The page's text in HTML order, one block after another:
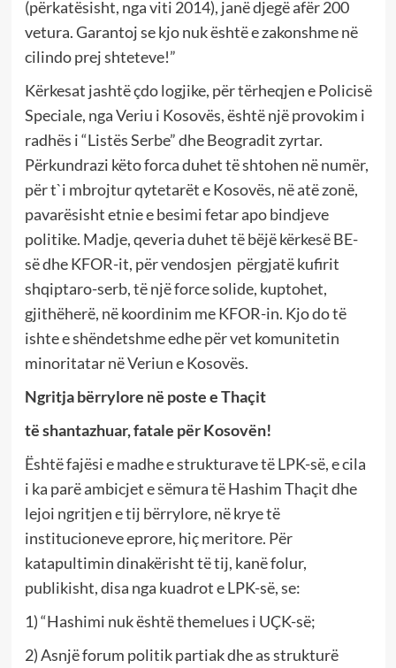
(përkatësisht, nga viti 2014), janë djegë afër 200
vetura. Garantoj se kjo nuk është e zakonshme në
cilindo prej shteteve!”
Kërkesat jashtë çdo logjike, për tërheqjen e Policisë
Speciale, nga Veriu i Kosovës, është një provokim i
radhës i “Listës Serbe” dhe Beogradit zyrtar.
Përkundrazi këto forca duhet të shtohen në numër,
për t`i mbrojtur qytetarët e Kosovës, në atë zonë,
pavarësisht etnie e besimi fetar apo bindjeve
politike. Madje, qeveria duhet të bëjë kërkesë BE-
së dhe KFOR-it, për vendosjen përgjatë kufirit
shqiptaro-serb, të një force solide, kuptohet,
gjithëherë, në koordinim me KFOR-in. Kjo do të
ishte e shëndetshme edhe për vet komunitetin
minoritatar në Veriun e Kosovës.
Ngritja bërrylore në poste e Thaçit
të shantazhuar, fatale për Kosovën!
Është fajësi e madhe e strukturave të LPK-së, e cila
i ka parë ambicjet e sëmura të Hashim Thaçit dhe
lejoi ngritjen e tij bërrylore, në krye të
institucioneve eprore, hiç meritore. Për
katapultimin dinakërisht të tij, kanë folur,
publikisht, disa nga kuadrot e LPK-së, se:
1) “Hashimi nuk është themelues i UÇK-së;
2) Asnjë forum politik partiak dhe as strukturë